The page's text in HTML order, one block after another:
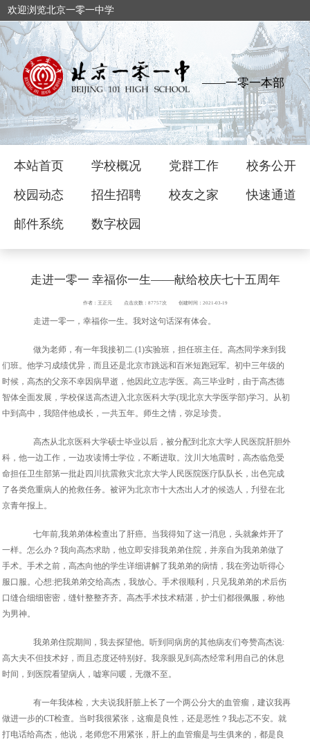
欢迎浏览北京一零一中学
——一零一本部
本站首页 学校概况 党群工作 校务公开
校园动态 招生招聘 校友之家 快速通道
邮件系统 数字校园
走进一零一 幸福你一生——献给校庆七十五周年
作者：王正元 点击次数：87757次 创建时间：2021-03-19
走进一零一，幸福你一生。我对这句话深有体会。
做为老师，有一年我接初二.(1)实验班，担任班主任。高杰同学来到我
们班。他学习成绩优异，而且还是北京市跳远和百米短跑冠军。初中三年级的
时候，高杰的父亲不幸因病早逝，他因此立志学医。高三毕业时，由于高杰德
智体全面发展，学校保送高杰进入北京医科大学(现北京大学医学部)学习。从初
中到高中，我陪伴他成长，一共五年。师生之情，弥足珍贵。
高杰从北京医科大学硕士毕业以后，被分配到北京大学人民医院肝胆外
科，他一边工作，一边攻读博士学位，不断进取。汶川大地震时，高杰临危受
命担任卫生部第一批赴四川抗震救灾北京大学人民医院医疗队队长，出色完成
了各类危重病人的抢救任务。被评为北京市十大杰出人才的候选人，刋登在北
京青年报上。
七年前,我弟弟体检查出了肝癌。当我得知了这一消息，头就象炸开了
一样。怎么办？我向高杰求助，他立即安排我弟弟住院，并亲自为我弟弟做了
手术。手术之前，高杰向他的学生详细讲解了我弟弟的病情，我在旁边听得心
服口服。心想:把我弟弟交给高杰，我放心。手术很顺利，只见我弟弟的术后伤
口缝合细细密密，缝针整整齐齐。高杰手术技术精湛，护士们都很佩服，称他
为男神。
我弟弟住院期间，我去探望他。听到同病房的其他病友们夸赞高杰说:
高大夫不但技术好，而且态度还特别好。我亲眼见到高杰经常利用自己的休息
时间，到医院看望病人，嘘寒问暖，无微不至。
有一年我体检，大夫说我肝脏上长了一个两公分大的血管瘤，建议我再
做进一步的CT检查。当时我很紧张，这瘤是良性，还是恶性？我忐忑不安。就
打电话给高杰，他说，老师您不用紧张，肝上的血管瘤是与生俱来的，都是良